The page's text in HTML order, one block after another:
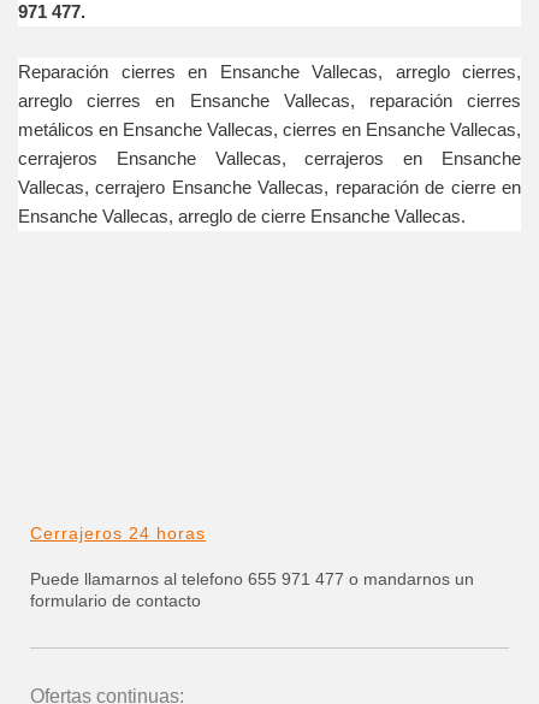
971 477.
Reparación cierres en Ensanche Vallecas, arreglo cierres,
arreglo cierres en Ensanche Vallecas, reparación cierres
metálicos en Ensanche Vallecas, cierres en Ensanche Vallecas,
cerrajeros Ensanche Vallecas, cerrajeros en Ensanche
Vallecas, cerrajero Ensanche Vallecas, reparación de cierre en
Ensanche Vallecas, arreglo de cierre Ensanche Vallecas.
Cerrajeros 24 horas
Puede llamarnos al telefono 655 971 477 o mandarnos un
formulario de contacto
Ofertas continuas: